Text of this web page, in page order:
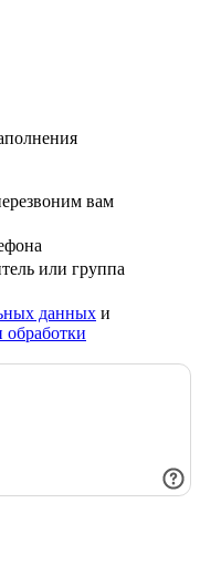
вам
или группа
данных и